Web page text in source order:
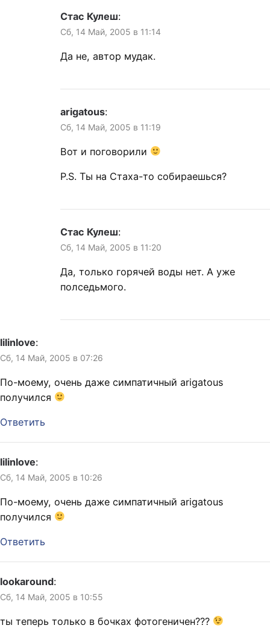
Стас Кулеш:
Сб, 14 Май, 2005 в 11:14
Да не, автор мудак.
arigatous:
Сб, 14 Май, 2005 в 11:19
Вот и поговорили
P.S. Ты на Стаха-то собираешься?
Стас Кулеш:
Сб, 14 Май, 2005 в 11:20
Да, только горячей воды нет. А уже
полседьмого.
lilinlove:
Сб, 14 Май, 2005 в 07:26
По-моему, очень даже симпатичный arigatous
получился
Ответить
lilinlove:
Сб, 14 Май, 2005 в 10:26
По-моему, очень даже симпатичный arigatous
получился
Ответить
lookaround:
Сб, 14 Май, 2005 в 10:55
ты теперь только в бочках фотогеничен???